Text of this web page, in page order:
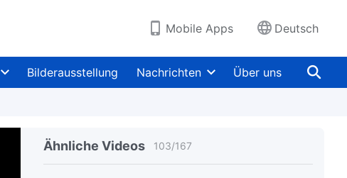
Mobile Apps Deutsch
Bilderausstellung Nachrichten Über uns
Ähnliche Videos 103/167
9:04
Eintritt in das Leben | Auszug
489
490